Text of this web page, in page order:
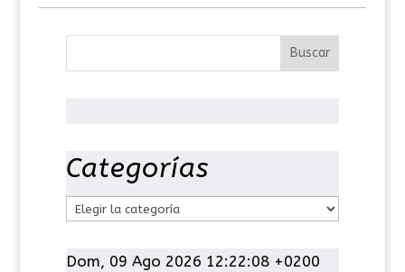
Categorías
t
Dom, 09 Ago 2026 12:22:08 +0200